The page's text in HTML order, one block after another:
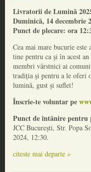
Livratorii de Lumină
Duminică, 14 decembrie
Punct de plecare: ora
Cea mai mare bucurie este
tine pentru ca și în acest
membri vârstnici ai
tradiția și pentru a le oferi
lumină, gust și suflet!
Înscrie-te voluntar pe
Punct de întânire pentru
JCC București, Str. Popa
2024, 12:30.
citeste mai departe »